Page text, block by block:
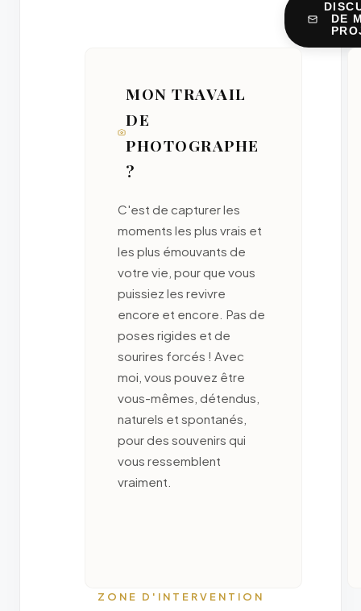
DE
MON TRAVAIL
DE
PHOTOGRAPHE
?
C'est de capturer les
moments les plus vrais et
les plus émouvants de
votre vie, pour que vous
puissiez les revivre
encore et encore. Pas de
poses rigides et de
sourires forcés ! Avec
moi, vous pouvez être
vous-mêmes, détendus,
naturels et spontanés,
pour des souvenirs qui
vous ressemblent
vraiment.
ZONE D'INTERVENTION